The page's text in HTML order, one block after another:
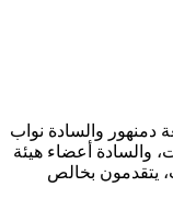
الأستاذ الدكتور / إلهامي ترابيس - رئيس جامعة دمنهور والسادة نواب
رئيس الجامعة، والسادة عمداء ووكلاء الكليات، والسادة أعضاء هيئة
التدريس والهيئة المعاونة، والعاملين والطلاب، يتقدمون بخالص